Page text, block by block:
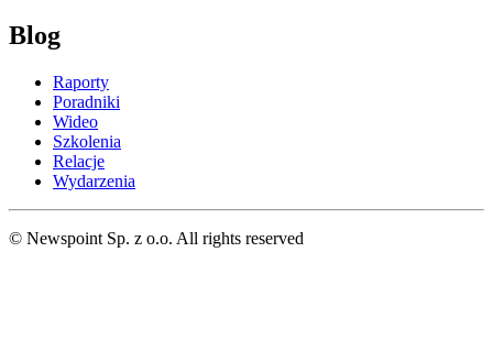
Blog
Raporty
Poradniki
Wideo
Szkolenia
Relacje
Wydarzenia
© Newspoint Sp. z o.o. All rights reserved